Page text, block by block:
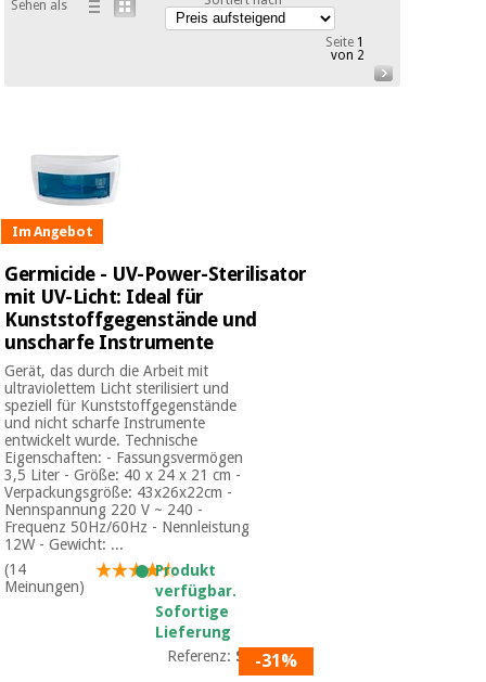
Outlet
Fisaude
Tech
Academy
Therapeutische
schränke
Essentielles
schutzmaterial
für
coronaviren
Aerobic,
fitness
und
pilates
Sport
und
spiele
Sanitärkleiderschränke
Angebote
Fisaude
Tech
Academy
Medizinische
medizin
Klinische
möbel
Therapeutische
schränke
Essentielles
schutzmaterial
für
coronaviren
Aerobic,
fitness
und
Sehen als
Seite1
von 2
Im Angebot
Germicide - UV-Power-Sterilisator
mit UV-Licht: Ideal für
Kunststoffgegenstände und
unscharfe Instrumente
Gerät, das durch die Arbeit mit
ultraviolettem Licht sterilisiert und
speziell für Kunststoffgegenstände
und nicht scharfe Instrumente
entwickelt wurde. Technische
Eigenschaften: - Fassungsvermögen
3,5 Liter - Größe: 40 x 24 x 21 cm -
Verpackungsgröße: 43x26x22cm -
Nennspannung 220 V ~ 240 -
Frequenz 50Hz/60Hz - Nennleistung
12W - Gewicht: ...
(14
Meinungen)
Produkt
verfügbar.
Sofortige
Lieferung
Referenz: S02-31%